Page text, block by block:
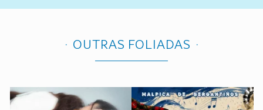
OUTRAS FOLIADAS